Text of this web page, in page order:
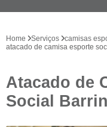
Home Serviços camisas
atacado de camisa esporte
Atacado de
Social